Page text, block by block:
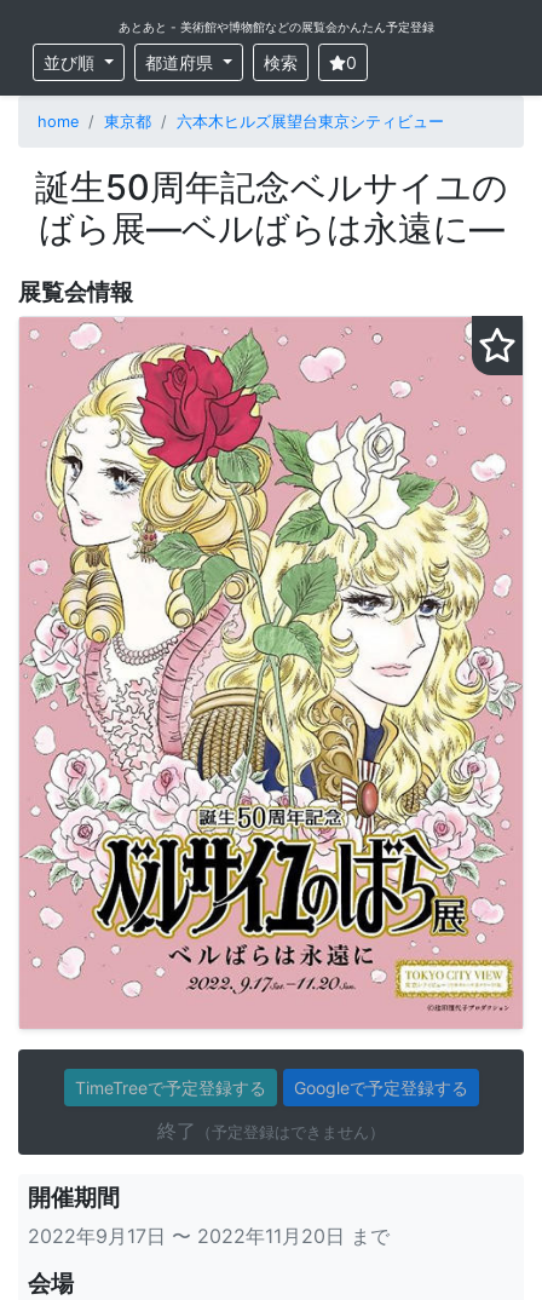
あとあと - 美術館や博物館などの展覧会かんたん予定登録
並び順 都道府県 検索 0
home 東京都 六本木ヒルズ展望台東京シティビュー
誕生50周年記念ベルサイユの
ばら展—ベルばらは永遠に—
展覧会情報
TimeTreeで予定登録する Googleで予定登録する
終了 （予定登録はできません）
開催期間
2022年9月17日 〜 2022年11月20日 まで
会場